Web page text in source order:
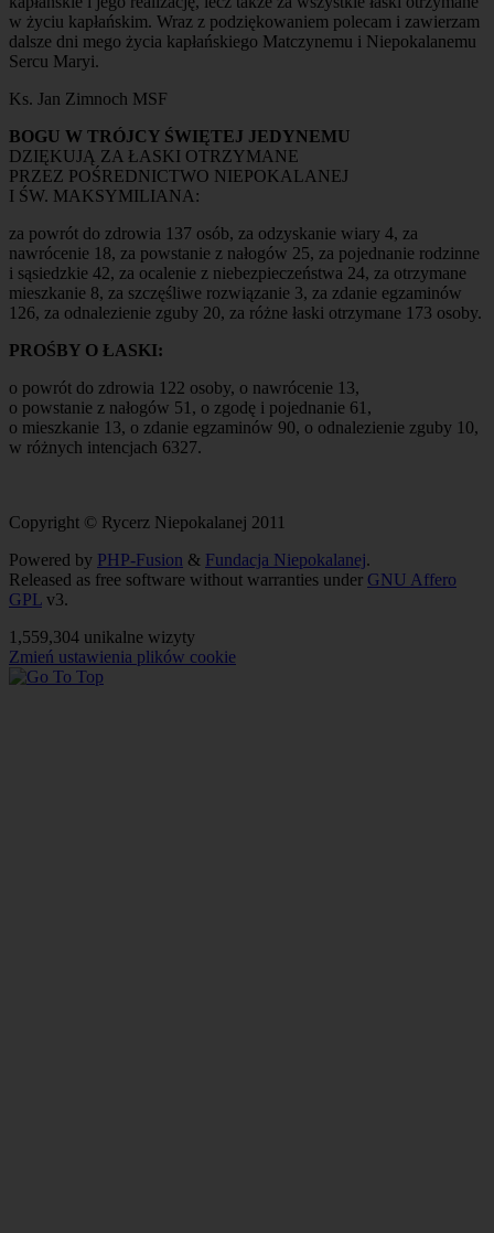
w życiu kapłańskim. Wraz z podziękowaniem polecam i zawierzam
dalsze dni mego życia kapłańskiego Matczynemu i Niepokalanemu
Sercu Maryi.
Ks. Jan Zimnoch MSF
BOGU W TRÓJCY ŚWIĘTEJ JEDYNEMU
DZIĘKUJĄ ZA ŁASKI OTRZYMANE
PRZEZ POŚREDNICTWO NIEPOKALANEJ
I ŚW. MAKSYMILIANA:
za powrót do zdrowia 137 osób, za odzyskanie wiary 4, za
nawrócenie 18, za powstanie z nałogów 25, za pojednanie rodzinne
i sąsiedzkie 42, za ocalenie z niebezpieczeństwa 24, za otrzymane
mieszkanie 8, za szczęśliwe rozwiązanie 3, za zdanie egzaminów
126, za odnalezienie zguby 20, za różne łaski otrzymane 173 osoby.
PROŚBY O ŁASKI:
o powrót do zdrowia 122 osoby, o nawrócenie 13,
o powstanie z nałogów 51, o zgodę i pojednanie 61,
o mieszkanie 13, o zdanie egzaminów 90, o odnalezienie zguby 10,
w różnych intencjach 6327.
Copyright © Rycerz Niepokalanej 2011
Powered by PHP-Fusion & Fundacja Niepokalanej.
Released as free software without warranties under GNU Affero
GPL v3.
1,559,304 unikalne wizyty
Zmień ustawienia plików cookie